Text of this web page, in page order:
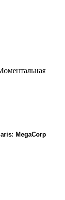
MegaCorp